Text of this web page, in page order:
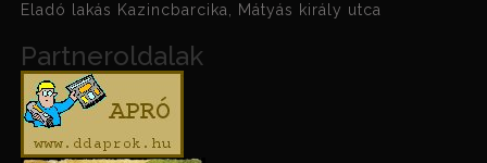
Eladó lakás Kazincbarcika, Mátyás király utca
Partneroldalak